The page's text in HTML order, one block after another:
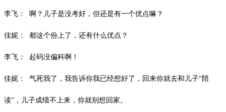
李飞： 啊？儿子是没考好，但还是有一个优点嘛？
佳妮： 都这个份上了，还有什么优点？
李飞： 起码没偏科啊！
佳妮： 气死我了，我告诉你我已经想好了，回来你就去和儿子“陪
读”，儿子成绩不上来，你就别想回家。